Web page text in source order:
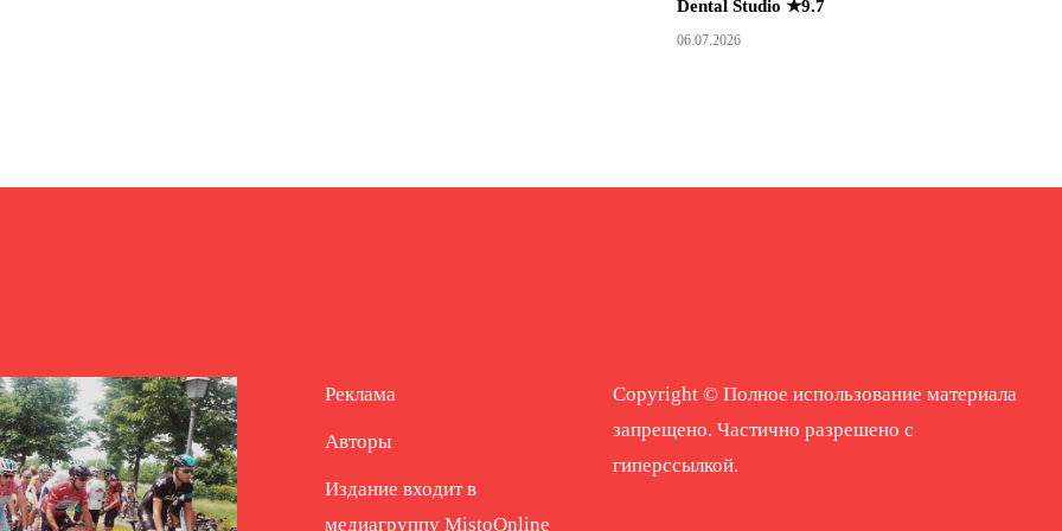
Dental Studio ★9.7
06.07.2026
Реклама
Авторы
Издание входит в
медиагруппу MistoOnline
Copyright © Полное использование материала
запрещено. Частично разрешено с
гиперссылкой.